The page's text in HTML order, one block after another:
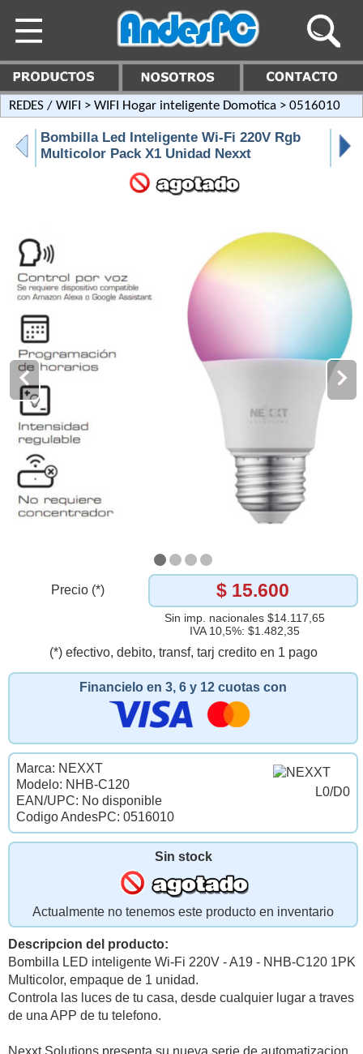
REDES / WIFI > WIFI Hogar inteligente Domotica > 0516010
Bombilla Led Inteligente Wi-Fi 220V Rgb
Multicolor Pack X1 Unidad Nexxt
Precio (*) $ 15.600
Sin imp. nacionales $14.117,65
IVA 10,5%: $1.482,35
(*) efectivo, debito, transf, tarj credito en 1 pago
Financielo en 3, 6 y 12 cuotas con
L0/D0
Marca: NEXXT
Modelo: NHB-C120
EAN/UPC: No disponible
Codigo AndesPC: 0516010
Sin stock
Actualmente no tenemos este producto en inventario
Descripcion del producto:
Bombilla LED inteligente Wi-Fi 220V - A19 - NHB-C120 1PK
Multicolor, empaque de 1 unidad.
Controla las luces de tu casa, desde cualquier lugar a traves
de una APP de tu telefono.
Nexxt Solutions presenta su nueva serie de automatizacion